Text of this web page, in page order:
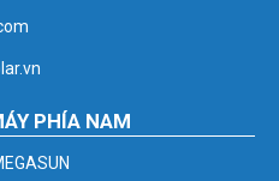
PHÍA NAM